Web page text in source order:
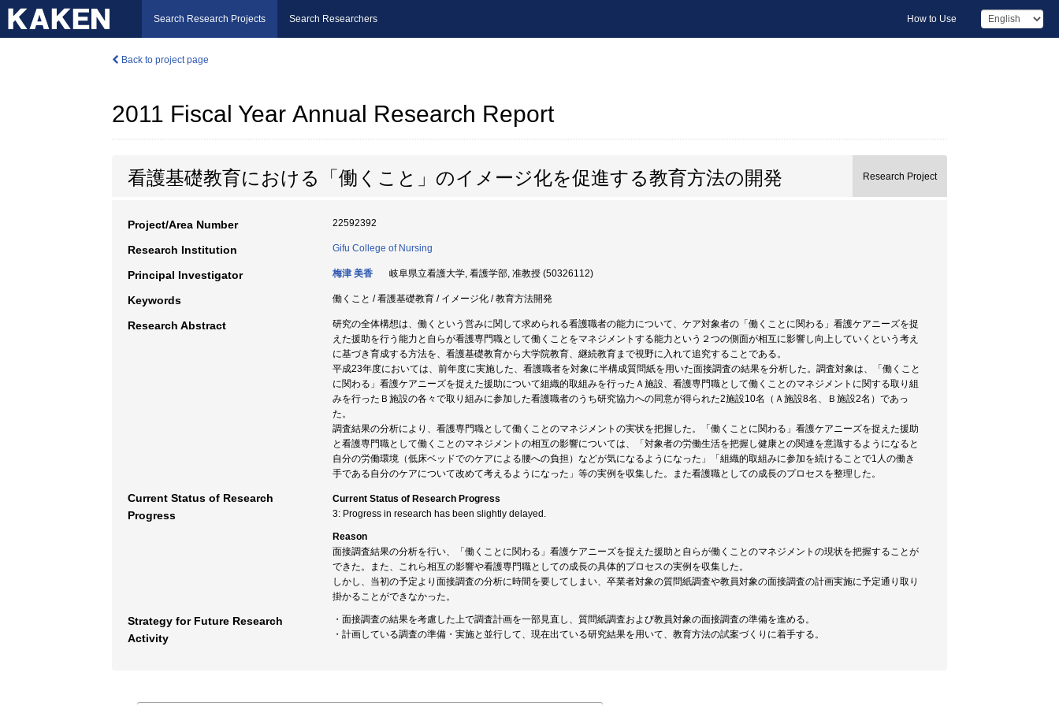
Search Research Projects Search Researchers How to Use
Back to project page
2011 Fiscal Year Annual Research Report
看護基礎教育における「働くこと」のイメージ化を促進する教育方法の開発 Research Project
Project/Area Number 22592392
Research Institution Gifu College of Nursing
Principal Investigator 梅津 美香 岐阜県立看護大学, 看護学部, 准教授 (50326112)
Keywords 働くこと / 看護基礎教育 / イメージ化 / 教育方法開発
Research Abstract
研究の全体構想は、働くという営みに関して求められる看護職者の能力について、ケア対象者の「働くことに関わる」看護ケアニーズを捉
えた援助を行う能力と自らが看護専門職として働くことをマネジメントする能力という２つの側面が相互に影響し向上していくという考え
に基づき育成する方法を、看護基礎教育から大学院教育、継続教育まで視野に入れて追究することである。
平成23年度においては、前年度に実施した、看護職者を対象に半構成質問紙を用いた面接調査の結果を分析した。調査対象は、「働くこと
に関わる」看護ケアニーズを捉えた援助について組織的取組みを行ったＡ施設、看護専門職として働くことのマネジメントに関する取り組
みを行ったＢ施設の各々で取り組みに参加した看護職者のうち研究協力への同意が得られた2施設10名（Ａ施設8名、Ｂ施設2名）であっ
た。
調査結果の分析により、看護専門職として働くことのマネジメントの実状を把握した。「働くことに関わる」看護ケアニーズを捉えた援助
と看護専門職として働くことのマネジメントの相互の影響については、「対象者の労働生活を把握し健康との関連を意識するようになると
自分の労働環境（低床ベッドでのケアによる腰への負担）などが気になるようになった」「組織的取組みに参加を続けることで1人の働き
手である自分のケアについて改めて考えるようになった」等の実例を収集した。また看護職としての成長のプロセスを整理した。
Current Status of Research
Progress
Current Status of Research Progress
3: Progress in research has been slightly delayed.
Reason
面接調査結果の分析を行い、「働くことに関わる」看護ケアニーズを捉えた援助と自らが働くことのマネジメントの現状を把握することが
できた。また、これら相互の影響や看護専門職としての成長の具体的プロセスの実例を収集した。
しかし、当初の予定より面接調査の分析に時間を要してしまい、卒業者対象の質問紙調査や教員対象の面接調査の計画実施に予定通り取り
掛かることができなかった。
Strategy for Future Research
Activity
・面接調査の結果を考慮した上で調査計画を一部見直し、質問紙調査および教員対象の面接調査の準備を進める。
・計画している調査の準備・実施と並行して、現在出ている研究結果を用いて、教育方法の試案づくりに着手する。